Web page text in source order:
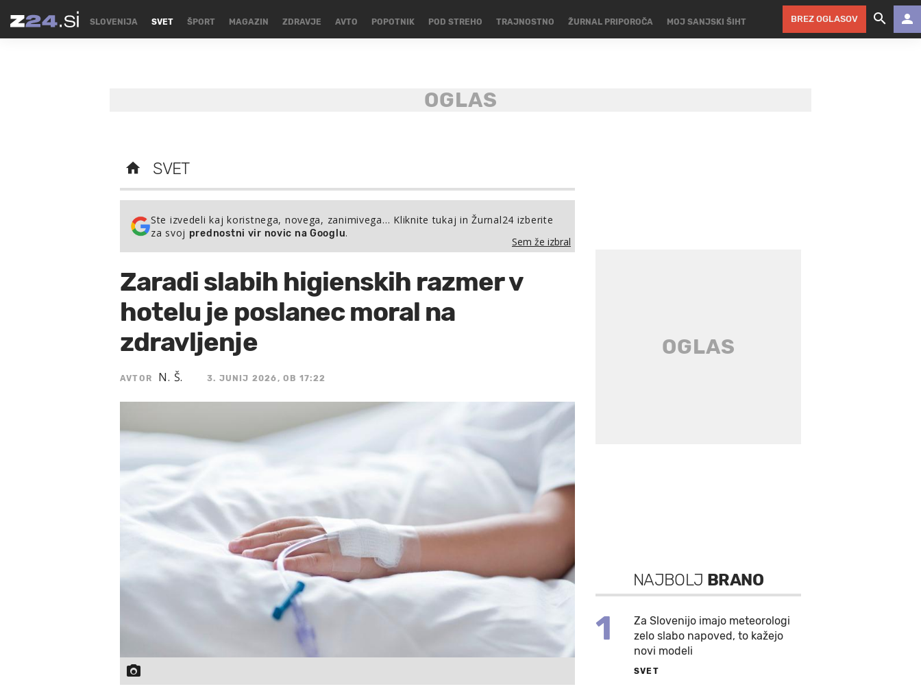
SLOVENIJA SVET ŠPORT MAGAZIN ZDRAVJE AVTO POPOTNIK POD STREHO TRAJNOSTNO ŽURNAL PRIPOROČA MOJ SANJSKI ŠIHT BREZ OGLASOV
SVET
Ste izvedeli kaj koristnega, novega, zanimivega… Kliknite tukaj in Žurnal24 izberite
za svoj prednostni vir novic na Googlu.
Sem že izbral
Zaradi slabih higienskih razmer v
hotelu je poslanec moral na
zdravljenje
AVTOR N. Š. 3. JUNIJ 2026, OB 17:22
NAJBOLJ BRANO
1
Za Slovenijo imajo meteorologi
zelo slabo napoved, to kažejo
novi modeli
SVET